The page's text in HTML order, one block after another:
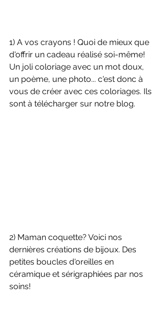
1) A vos crayons ! Quoi de mieux que
d'offrir un cadeau réalisé soi-même!
Un joli coloriage avec un mot doux,
un poème, une photo... c'est donc à
vous de créer avec ces coloriages. Ils
sont à télécharger sur notre blog.
2) Maman coquette? Voici nos
dernières créations de bijoux. Des
petites boucles d'oreilles en
céramique et sérigraphiées par nos
soins!